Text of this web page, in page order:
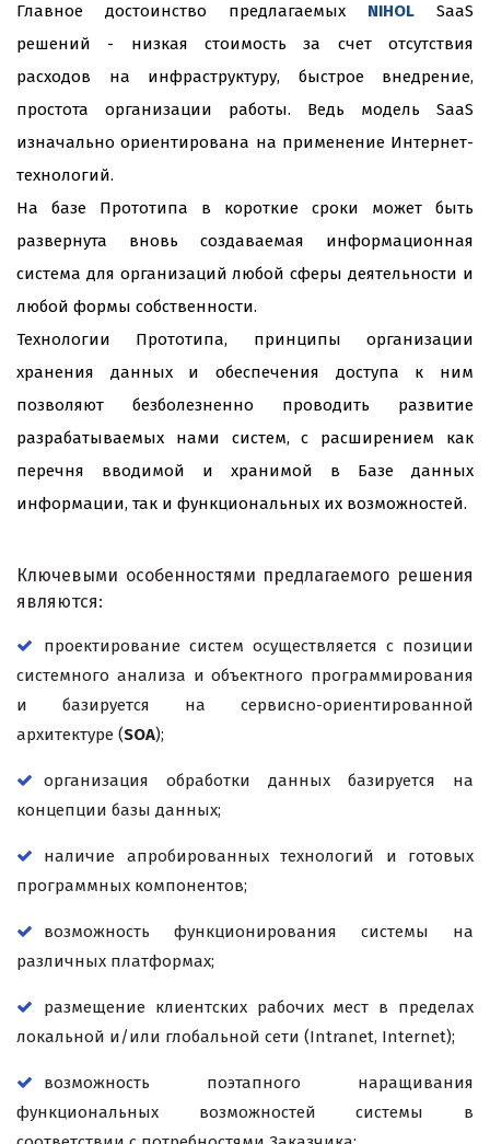
Главное достоинство предлагаемых NIHOL SaaS
решений - низкая стоимость за счет отсутствия
расходов на инфраструктуру, быстрое внедрение,
простота организации работы. Ведь модель SaaS
изначально ориентирована на применение Интернет-
технологий.
На базе Прототипа в короткие сроки может быть
развернута вновь создаваемая информационная
система для организаций любой сферы деятельности и
любой формы собственности.
Технологии Прототипа, принципы организации
хранения данных и обеспечения доступа к ним
позволяют безболезненно проводить развитие
разрабатываемых нами систем, с расширением как
перечня вводимой и хранимой в Базе данных
информации, так и функциональных их возможностей.
Ключевыми особенностями предлагаемого решения
являются:
проектирование систем осуществляется с позиции
системного анализа и объектного программирования
и базируется на сервисно-ориентированной
архитектуре (SOA);
организация обработки данных базируется на
концепции базы данных;
наличие апробированных технологий и готовых
программных компонентов;
возможность функционирования системы на
различных платформах;
размещение клиентских рабочих мест в пределах
локальной и/или глобальной сети (Intranet, Internet);
возможность поэтапного наращивания
функциональных возможностей системы в